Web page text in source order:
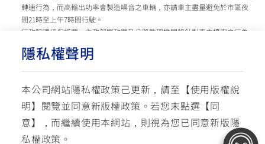
隱私權聲明
本公司網站隱私權政策己更新，請至【使用版權說
明】閱覽並同意新版權政策。 若您末點選【同
意】，而繼續使用本網站，則視為您已同意新版隱
私權政策。
轉速行為，而高輸出功率會製造噪音之車輛，亦請車主盡量避免於市區夜
間21時至上午7時間行駛。
行政院環境保護署、內政部警政署及公路監理機關將針對車主擾寧之行為
台灣山葉機車 關心您
使用版權說明 隱私權政策 交通安全入口網
☏ 免付費客服專線: 0800-631-680 ✉ 聯繫客服
每週一 ~ 五 08:00~12:10 / 13:00~16:40(國定假日與公司假日除外)
© YAMAHA MOTOR TAIWAN CO., LTD. All Rights Reserved.